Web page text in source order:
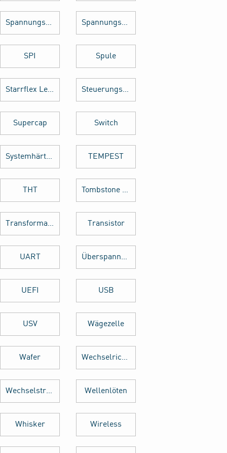
Spannungsregler Spannungswandler
SPI Spule
Starrflex Leiterplatten Steuerungstechnik
Supercap Switch
Systemhärtung TEMPEST
THT Tombstone Effekt
Transformator Transistor
UART Überspannungsschutz
UEFI USB
USV Wägezelle
Wafer Wechselrichter
Wechselstrom Wellenlöten
Whisker Wireless